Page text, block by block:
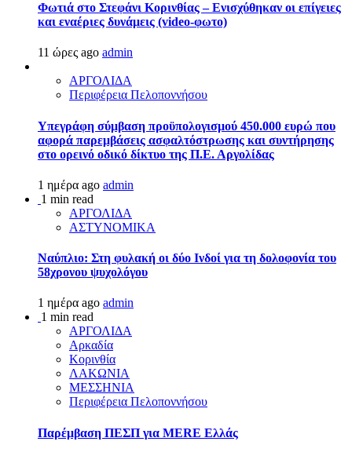
Φωτιά στο Στεφάνι Κορινθίας – Ενισχύθηκαν οι επίγειες
και εναέριες δυνάμεις (video-φωτο)
11 ώρες ago admin
ΑΡΓΟΛΙΔΑ
Περιφέρεια Πελοποννήσου
Υπεγράφη σύμβαση προϋπολογισμού 450.000 ευρώ που
αφορά παρεμβάσεις ασφαλτόστρωσης και συντήρησης
στο ορεινό οδικό δίκτυο της Π.Ε. Αργολίδας
1 ημέρα ago admin
1 min read
ΑΡΓΟΛΙΔΑ
ΑΣΤΥΝΟΜΙΚΑ
Ναύπλιο: Στη φυλακή οι δύο Ινδοί για τη δολοφονία του
58χρονου ψυχολόγου
1 ημέρα ago admin
1 min read
ΑΡΓΟΛΙΔΑ
Αρκαδία
Κορινθία
ΛΑΚΩΝΙΑ
ΜΕΣΣΗΝΙΑ
Περιφέρεια Πελοποννήσου
Παρέμβαση ΠΕΣΠ για MERE Ελλάς